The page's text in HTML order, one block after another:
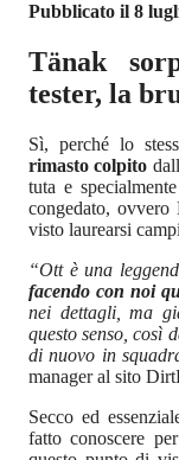
Pubblicato il 8
Tänak
tester, la
Sì, perché lo
rimasto colpito
tuta e
congedato, ovvero
visto laurearsi
“Ott è una
facendo con noi
nei dettagli, ma
questo senso, così
di nuovo in
manager al sito
Secco ed
fatto conoscere